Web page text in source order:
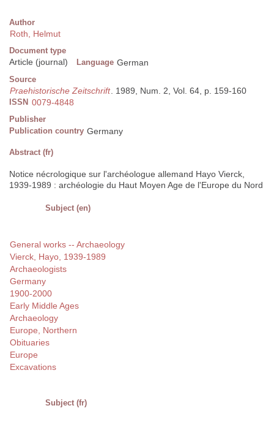
Author
Roth, Helmut
Document type
Article (journal) Language German
Source
Praehistorische Zeitschrift. 1989, Num. 2, Vol. 64, p. 159-160
ISSN 0079-4848
Publisher
Publication country Germany
Abstract (fr)
Notice nécrologique sur l'archéologue allemand Hayo Vierck,
1939-1989 : archéologie du Haut Moyen Age de l'Europe du Nord
Subject (en)
General works -- Archaeology
Vierck, Hayo, 1939-1989
Archaeologists
Germany
1900-2000
Early Middle Ages
Archaeology
Europe, Northern
Obituaries
Europe
Excavations
Subject (fr)